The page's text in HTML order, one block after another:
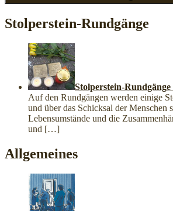
Stolperstein-Rundgänge
Stolperstein-Rundgänge
Auf den Rundgängen werden einige
und über das Schicksal der Menschen
Lebensumstände und die
und […]
Allgemeines